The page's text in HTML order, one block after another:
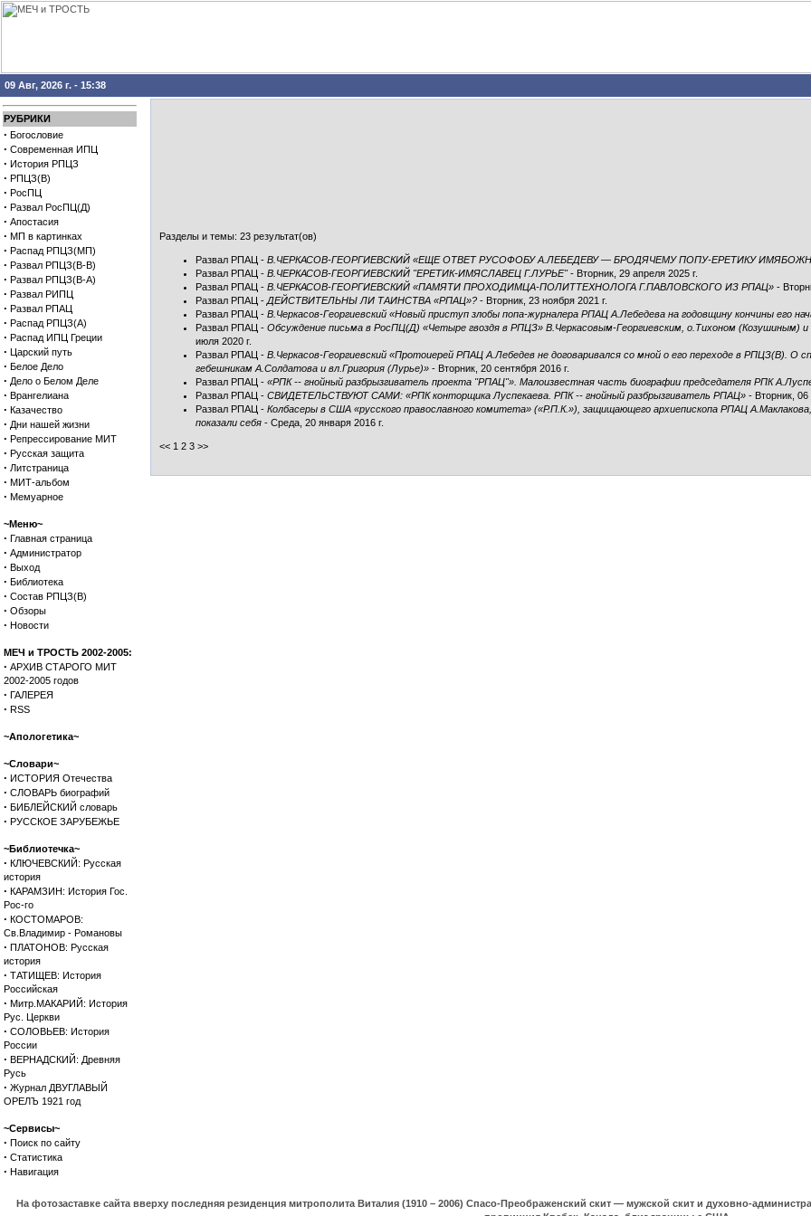
09 Авг, 2026 г. - 15:38
РУБРИКИ
· Богословие
· Современная ИПЦ
· История РПЦЗ
· РПЦЗ(В)
· РосПЦ
· Развал РосПЦ(Д)
· Апостасия
· МП в картинках
· Распад РПЦЗ(МП)
· Развал РПЦЗ(В-В)
· Развал РПЦЗ(В-А)
· Развал РИПЦ
· Развал РПАЦ
· Распад РПЦЗ(А)
· Распад ИПЦ Греции
· Царский путь
· Белое Дело
· Дело о Белом Деле
· Врангелиана
· Казачество
· Дни нашей жизни
· Репрессирование МИТ
· Русская защита
· Литстраница
· МИТ-альбом
· Мемуарное
~Меню~
· Главная страница
· Администратор
· Выход
· Библиотека
· Состав РПЦЗ(В)
· Обзоры
· Новости
МЕЧ и ТРОСТЬ 2002-2005:
· АРХИВ СТАРОГО МИТ
2002-2005 годов
· ГАЛЕРЕЯ
· RSS
~Апологетика~
~Словари~
· ИСТОРИЯ Отечества
· СЛОВАРЬ биографий
· БИБЛЕЙСКИЙ словарь
· РУССКОЕ ЗАРУБЕЖЬЕ
~Библиотечка~
· КЛЮЧЕВСКИЙ: Русская
история
· КАРАМЗИН: История Гос.
Рос-го
· КОСТОМАРОВ:
Св.Владимир - Романовы
· ПЛАТОНОВ: Русская
история
· ТАТИЩЕВ: История
Российская
· Митр.МАКАРИЙ: История
Рус. Церкви
· СОЛОВЬЕВ: История
России
· ВЕРНАДСКИЙ: Древняя
Русь
· Журнал ДВУГЛАВЫЙ
ОРЕЛЪ 1921 год
~Сервисы~
· Поиск по сайту
· Статистика
· Навигация
Разделы и темы: 23 результат(ов)
Развал РПАЦ - В.ЧЕРКАСОВ-ГЕОРГИЕВСКИЙ «ЕЩЕ ОТВЕТ РУСОФОБУ А.ЛЕБЕДЕВУ — БРОДЯЧЕМУ ПОПУ-ЕРЕТИКУ
Развал РПАЦ - В.ЧЕРКАСОВ-ГЕОРГИЕВСКИЙ "ЕРЕТИК-ИМЯСЛАВЕЦ Г.ЛУРЬЕ"- Вторник, 29 апреля 2025 г.
Развал РПАЦ - В.ЧЕРКАСОВ-ГЕОРГИЕВСКИЙ «ПАМЯТИ ПРОХОДИМЦА-ПОЛИТТЕХНОЛОГА Г.ПАВЛОВСКОГО ИЗ РПАЦ» -
Развал РПАЦ - ДЕЙСТВИТЕЛЬНЫ ЛИ ТАИНСТВА «РПАЦ»? - Вторник, 23 ноября 2021 г.
Развал РПАЦ - В.Черкасов-Георгиевский «Новый приступ злобы попа-журналера РПАЦ А.Лебедева на годовщину кончины его
Развал РПАЦ - Обсуждение письма в РосПЦ(Д) «Четыре гвоздя в РПЦЗ» В.Черкасовым-Георгиевским, о.Тихоном (Козушиным)
июля 2020 г.
Развал РПАЦ - В.Черкасов-Георгиевский «Протоиерей РПАЦ А.Лебедев не договаривался со мной о его переходе в РПЦЗ(В). О
гебешникам А.Солдатова и вл.Григория (Лурье)» - Вторник, 20 сентября 2016 г.
Развал РПАЦ - «РПК -- гнойный разбрызгиватель проекта "РПАЦ"». Малоизвестная часть биографии председателя РПК
Развал РПАЦ - СВИДЕТЕЛЬСТВУЮТ САМИ: «РПК конторщика Луспекаева. РПК -- гнойный разбрызгиватель РПАЦ» - Вторник, 06
Развал РПАЦ - Колбасеры в США «русского православного комитета» («Р.П.К.»), защищающего архиепископа РПАЦ
показали себя - Среда, 20 января 2016 г.
<< 1 2 3 >>
На фотозаставке сайта вверху последняя резиденция митрополита Виталия (1910 – 2006) Спасо-Преображенский скит — мужской скит и духовно-